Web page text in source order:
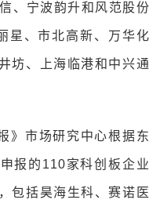
、宁波韵升和风范股份
星、市北高新、万华化
坊、上海临港和中兴通
》市场研究中心根据东
报的110家科创板企业
包括昊海生科、赛诺医